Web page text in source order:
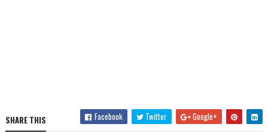
SHARE THIS Facebook Twitter Google+